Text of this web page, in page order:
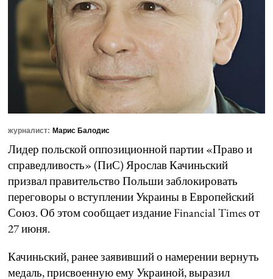
журналист: Марис Балодис
Лидер польской оппозиционной партии «Право и
справедливость» (ПиС) Ярослав Качиньский
призвал правительство Польши заблокировать
переговоры о вступлении Украины в Европейский
Союз. Об этом сообщает издание Financial Times от
27 июня.
Качиньский, ранее заявивший о намерении вернуть
медаль, присвоенную ему Украиной, выразил